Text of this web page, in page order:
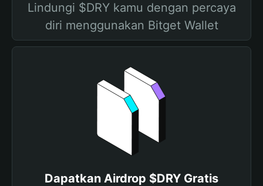
Lindungi $DRY kamu dengan percaya
diri menggunakan Bitget Wallet
Dapatkan Airdrop $DRY Gratis